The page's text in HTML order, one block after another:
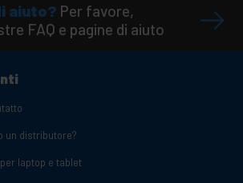
aiuto? Per favore,
FAQ e pagine di aiuto
un distributore?
laptop e tablet